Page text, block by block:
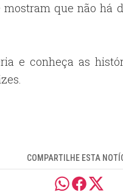
que não há
e conheça as
COMPARTILHE ESTA